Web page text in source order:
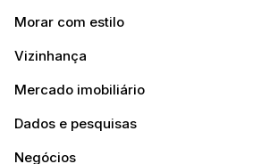
Morar com estilo
Vizinhança
Mercado imobiliário
Dados e pesquisas
Negócios